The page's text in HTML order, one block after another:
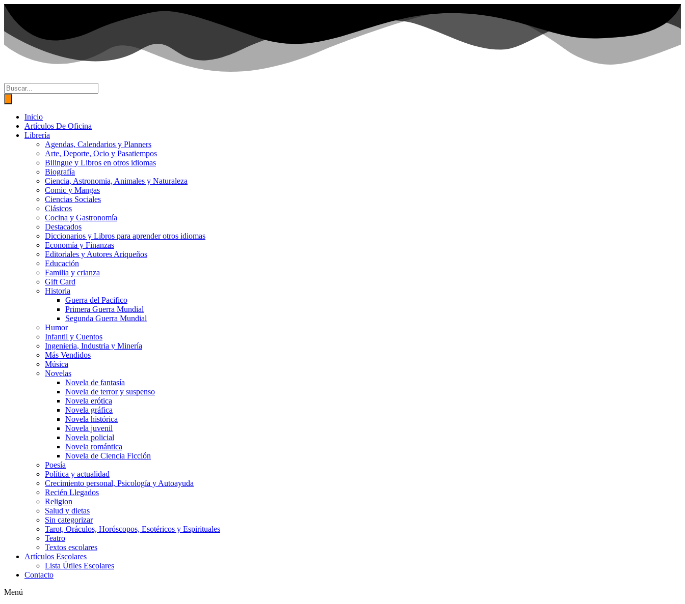
Ir
contenido
Búsqueda
de
productos
Inicio
Artículos De Oficina
Librería
Agendas, Calendarios y Planners
Arte, Deporte, Ocio y Pasatiempos
Bilingue y Libros en otros idiomas
Biografía
Ciencia, Astronomia, Animales y Naturaleza
Comic y Mangas
Ciencias Sociales
Clásicos
Cocina y Gastronomía
Destacados
Diccionarios y Libros para aprender otros idiomas
Economía y Finanzas
Editoriales y Autores Ariqueños
Educación
Familia y crianza
Gift Card
Historia
Guerra del Pacifico
Primera Guerra Mundial
Segunda Guerra Mundial
Humor
Infantil y Cuentos
Ingenieria, Industria y Minería
Más Vendidos
Música
Novelas
Novela de fantasía
Novela de terror y suspenso
Novela erótica
Novela gráfica
Novela histórica
Novela juvenil
Novela policial
Novela romántica
Novela de Ciencia Ficción
Poesía
Política y actualidad
Crecimiento personal, Psicología y Autoayuda
Recién Llegados
Religion
Salud y dietas
Sin categorizar
Tarot, Oráculos, Horóscopos, Esotéricos y Espirituales
Teatro
Textos escolares
Artículos Escolares
Lista Útiles Escolares
Contacto
Menú